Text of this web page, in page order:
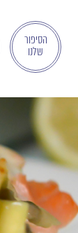
הסיפור
שלנו